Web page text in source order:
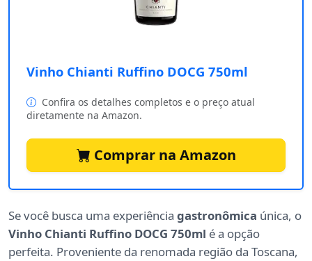
Vinho Chianti Ruffino DOCG 750ml
Confira os detalhes completos e o preço atual
diretamente na Amazon.
Comprar na Amazon
Se você busca uma experiência gastronômica única, o
Vinho Chianti Ruffino DOCG 750ml é a opção
perfeita. Proveniente da renomada região da Toscana,